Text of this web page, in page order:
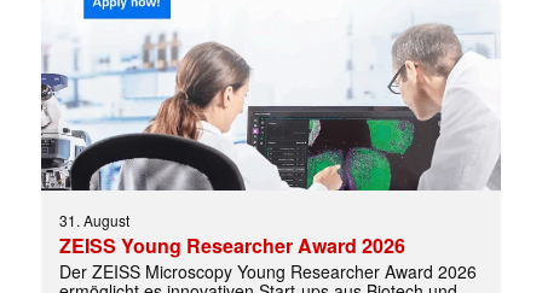
31. August
ZEISS Young Researcher Award 2026
Der ZEISS Microscopy Young Researcher Award 2026